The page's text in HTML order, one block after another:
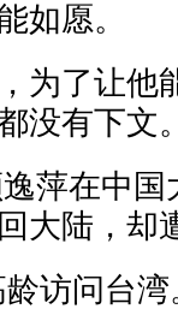
如愿。
为了让他
没有下文
萍在中
大陆，却
访问台